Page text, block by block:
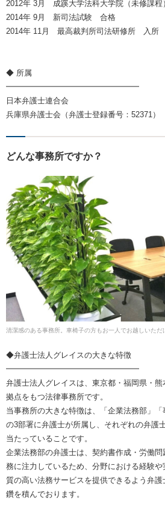
2012年 3月 成蹊大学法科大学院（未修課
2014年 9月 新司法試験 合格
2014年 11月 最高裁判所司法研修所 入所
◆ 所属
━━━━━━━━━━━━━━━━━
日本弁護士連合会
兵庫県弁護士会（弁護士登録番号：52371）
どんな事務所ですか？
清潔感のある事務所。車椅子の方もお一人でお越しいただ
◆弁護士法人グレイスの大きな特徴
━━━━━━━━━━━━━━━━━
弁護士法人グレイスは、東京都・福岡県・
拠点をもつ法律事務所です。
当事務所の大きな特徴は、「企業法務部」「
の3部署に弁護士が所属し、それぞれの弁護
当たっていることです。
企業法務部の弁護士は、契約書作成・労働
務に注力しているため、分野における経験や
質の高い法務サービスを提供できるよう弁
鑽を積んでおります。